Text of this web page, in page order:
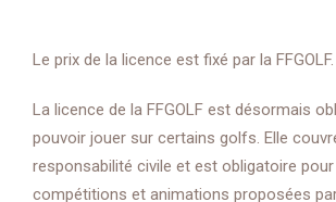
Le prix de la licence est fixé par la FFGOLF.
La licence de la FFGOLF est désormais
pouvoir jouer sur certains golfs. Elle
responsabilité civile et est obligatoire
compétitions et animations proposées